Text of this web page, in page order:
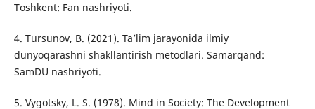
Toshkent: Fan nashriyoti.
4. Tursunov, B. (2021). Ta’lim jarayonida ilmiy
dunyoqarashni shakllantirish metodlari. Samarqand:
SamDU nashriyoti.
5. Vygotsky, L. S. (1978). Mind in Society: The Development